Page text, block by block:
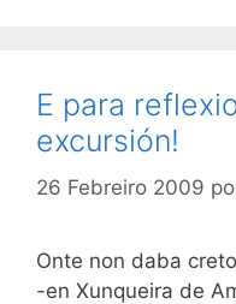
E para
excursión!
26 Febreiro 2009
Onte non daba
-en Xunqueira de